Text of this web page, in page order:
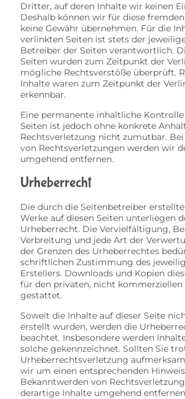
Dritter, auf deren Inhalte wir keinen
Deshalb können wir für diese
keine Gewähr übernehmen. Für die
verlinkten Seiten ist stets der
Betreiber der Seiten verantwortlich.
Seiten wurden zum Zeitpunkt der
mögliche Rechtsverstöße überprüft.
Inhalte waren zum Zeitpunkt der
erkennbar.
Eine permanente inhaltliche
Seiten ist jedoch ohne konkrete
Rechtsverletzung nicht zumutbar.
von Rechtsverletzungen werden wir
umgehend entfernen.
Urheberrecht
Die durch die Seitenbetreiber
Werke auf diesen Seiten unterliegen
Urheberrecht. Die Vervielfältigung,
Verbreitung und jede Art der
der Grenzen des Urheberrechtes
schriftlichen Zustimmung des
Erstellers. Downloads und Kopien
für den privaten, nicht kommerziellen
gestattet.
Soweit die Inhalte auf dieser Seite
erstellt wurden, werden die
beachtet. Insbesondere werden
solche gekennzeichnet. Sollten Sie
Urheberrechtsverletzung
wir um einen entsprechenden
Bekanntwerden von
derartige Inhalte umgehend